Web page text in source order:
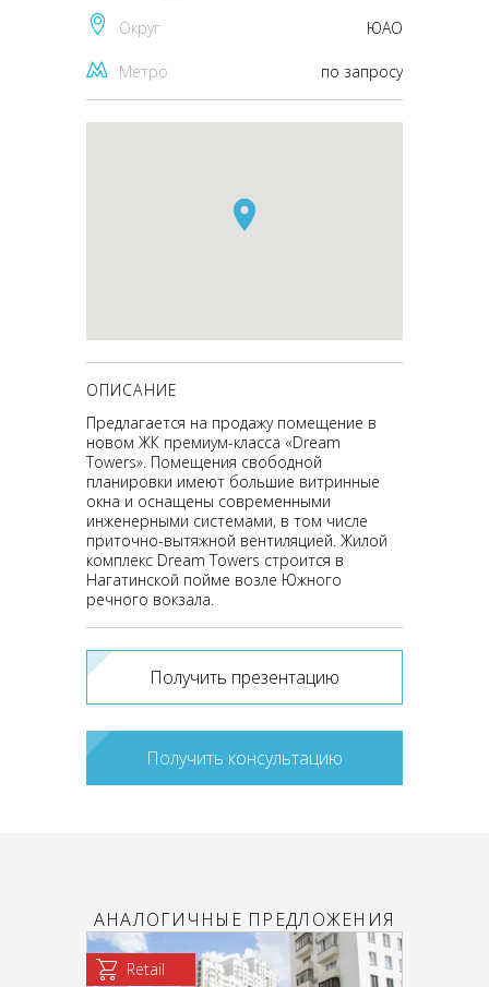
Округ ЮАО
Метро по запросу
ОПИСАНИЕ
Предлагается на продажу помещение в
новом ЖК премиум-класса «Dream
Towers». Помещения свободной
планировки имеют большие витринные
окна и оснащены современными
инженерными системами, в том числе
приточно-вытяжной вентиляцией. Жилой
комплекс Dream Towers строится в
Нагатинской пойме возле Южного
речного вокзала.
Получить презентацию
Получить консультацию
АНАЛОГИЧНЫЕ ПРЕДЛОЖЕНИЯ
Retail